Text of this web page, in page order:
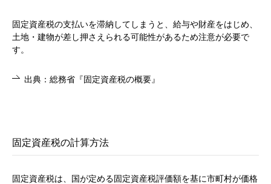
固定資産税の支払いを滞納してしまうと、給与や財産をはじめ、
土地・建物が差し押さえられる可能性があるため注意が必要で
す。
出典：総務省『固定資産税の概要』
固定資産税の計算方法
固定資産税は、国が定める固定資産税評価額を基に市町村が価格